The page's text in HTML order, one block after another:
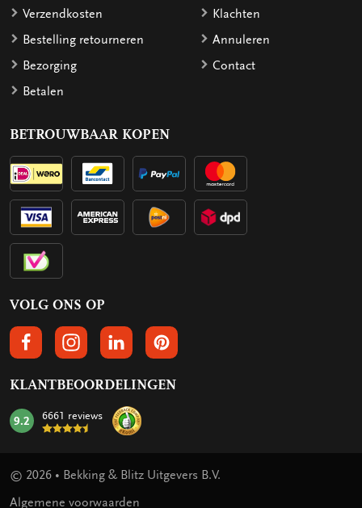
Verzendkosten
Bestelling retourneren
Bezorging
Betalen
Klachten
Annuleren
Contact
BETROUWBAAR KOPEN
VOLG ONS OP
VOLGS ONS OP FACEBOOK
VOLG ONS OP INSTAGRAM
VOLG ONS OP LINKEDIN
VOLG ONS OP PINTEREST
KLANTBEOORDELINGEN
mark:
9.2 6661 reviews
© 2026 • Bekking & Blitz Uitgevers B.V.
Algemene voorwaarden